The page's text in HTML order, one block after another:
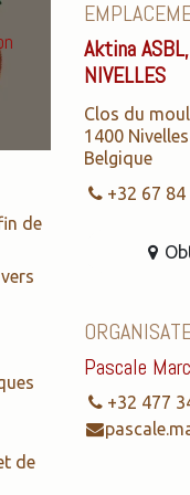
de
de
Aktina
NIVELLES
Clos du
1400 Nivelles
Belgique
+32 67 84
Pascale
+32 477